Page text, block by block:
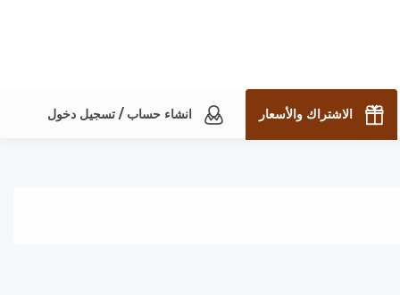
الاشتراك والأسعار انشاء حساب / تسجيل دخول